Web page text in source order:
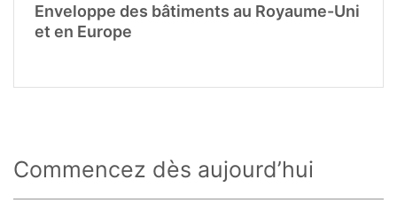
Enveloppe des bâtiments au Royaume-Uni
et en Europe
Commencez dès aujourd’hui